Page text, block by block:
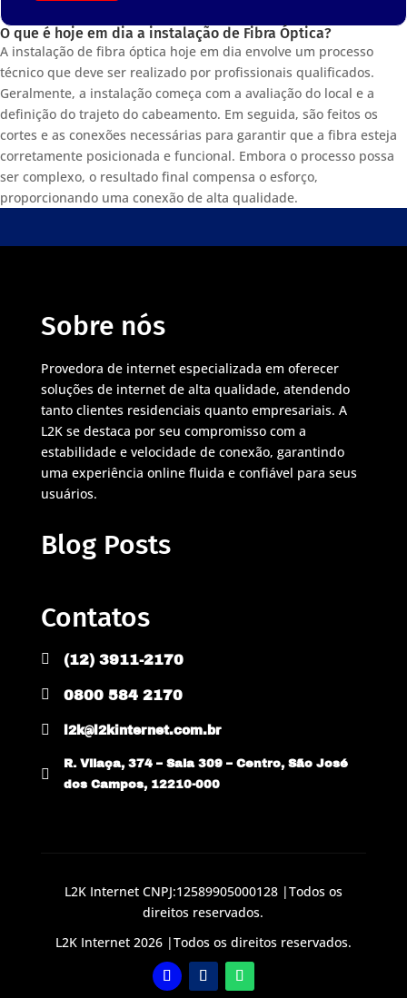
O que é hoje em dia a instalação de Fibra Óptica?
A instalação de fibra óptica hoje em dia envolve um processo
técnico que deve ser realizado por profissionais qualificados.
Geralmente, a instalação começa com a avaliação do local e a
definição do trajeto do cabeamento. Em seguida, são feitos os
cortes e as conexões necessárias para garantir que a fibra esteja
corretamente posicionada e funcional. Embora o processo possa
ser complexo, o resultado final compensa o esforço,
proporcionando uma conexão de alta qualidade.
Sobre nós
Provedora de internet especializada em oferecer
soluções de internet de alta qualidade, atendendo
tanto clientes residenciais quanto empresariais. A
L2K se destaca por seu compromisso com a
estabilidade e velocidade de conexão, garantindo
uma experiência online fluida e confiável para seus
usuários.
Blog Posts
Contatos
 (12) 3911-2170
 0800 584 2170
 l2k@l2kinternet.com.br

R. Vilaça, 374 – Sala 309 – Centro, São José
dos Campos, 12210-000
L2K Internet CNPJ:12589905000128 |Todos os
direitos reservados.
L2K Internet 2026 |Todos os direitos reservados.